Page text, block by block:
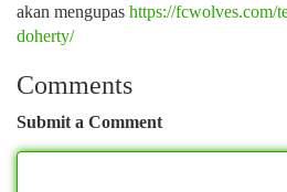
akan mengupas https://fcwolves.com/
doherty/
Comments
Submit a Comment